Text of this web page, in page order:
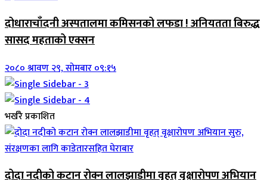
दोधाराचाँदनी अस्पतालमा कमिसनको लफडा ! अनियतता बिरुद्ध
सासद महताको एक्सन
२०८० श्रावण २९, सोमबार ०९:१५
भर्खरै प्रकाशित
दोदा नदीको कटान रोक्न लालझाडीमा वृहत् वृक्षारोपण अभियान